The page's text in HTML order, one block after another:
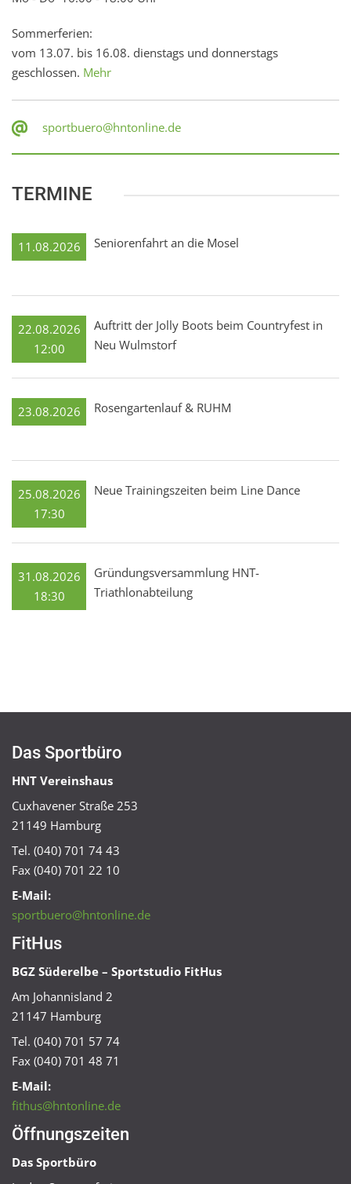
Sommerferien:
vom 13.07. bis 16.08. dienstags und donnerstags
geschlossen. Mehr
sportbuero@hntonline.de
TERMINE
11.08.2026 Seniorenfahrt an die Mosel
22.08.2026
12:00
Auftritt der Jolly Boots beim Countryfest in
Neu Wulmstorf
23.08.2026 Rosengartenlauf & RUHM
25.08.2026
17:30
Neue Trainingszeiten beim Line Dance
31.08.2026
18:30
Gründungsversammlung HNT-
Triathlonabteilung
Das Sportbüro
HNT Vereinshaus
Cuxhavener Straße 253
21149 Hamburg
Tel. (040) 701 74 43
Fax (040) 701 22 10
E-Mail:
sportbuero@hntonline.de
FitHus
BGZ Süderelbe – Sportstudio FitHus
Am Johannisland 2
21147 Hamburg
Tel. (040) 701 57 74
Fax (040) 701 48 71
E-Mail:
fithus@hntonline.de
Öffnungszeiten
Das Sportbüro